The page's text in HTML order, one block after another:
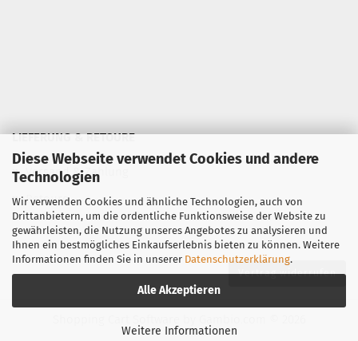
Diese Webseite verwendet Cookies und andere
Technologien
Wir verwenden Cookies und ähnliche Technologien, auch von
Drittanbietern, um die ordentliche Funktionsweise der Website zu
gewährleisten, die Nutzung unseres Angebotes zu analysieren und
Ihnen ein bestmögliches Einkaufserlebnis bieten zu können. Weitere
Informationen finden Sie in unserer Datenschutzerklärung.
Alle Akzeptieren
Weitere Informationen
LIEFERUNG & RETOURE
» Versand & Zahlung
» Retoure
Vertrag widerrufen